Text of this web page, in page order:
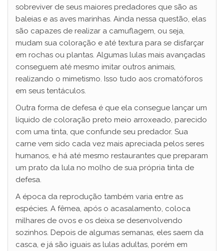
sobreviver de seus maiores predadores que são as
baleias e as aves marinhas. Ainda nessa questão, elas
são capazes de realizar a camuflagem, ou seja,
mudam sua coloração e até textura para se disfarçar
em rochas ou plantas. Algumas lulas mais avançadas
conseguem até mesmo imitar outros animais,
realizando o mimetismo. Isso tudo aos cromatóforos
em seus tentáculos.
Outra forma de defesa é que ela consegue lançar um
líquido de coloração preto meio arroxeado, parecido
com uma tinta, que confunde seu predador. Sua
carne vem sido cada vez mais apreciada pelos seres
humanos, e há até mesmo restaurantes que preparam
um prato da lula no molho de sua própria tinta de
defesa.
A época da reprodução também varia entre as
espécies. A fêmea, após o acasalamento, coloca
milhares de ovos e os deixa se desenvolvendo
sozinhos. Depois de algumas semanas, eles saem da
casca, e já são iguais as lulas adultas, porém em